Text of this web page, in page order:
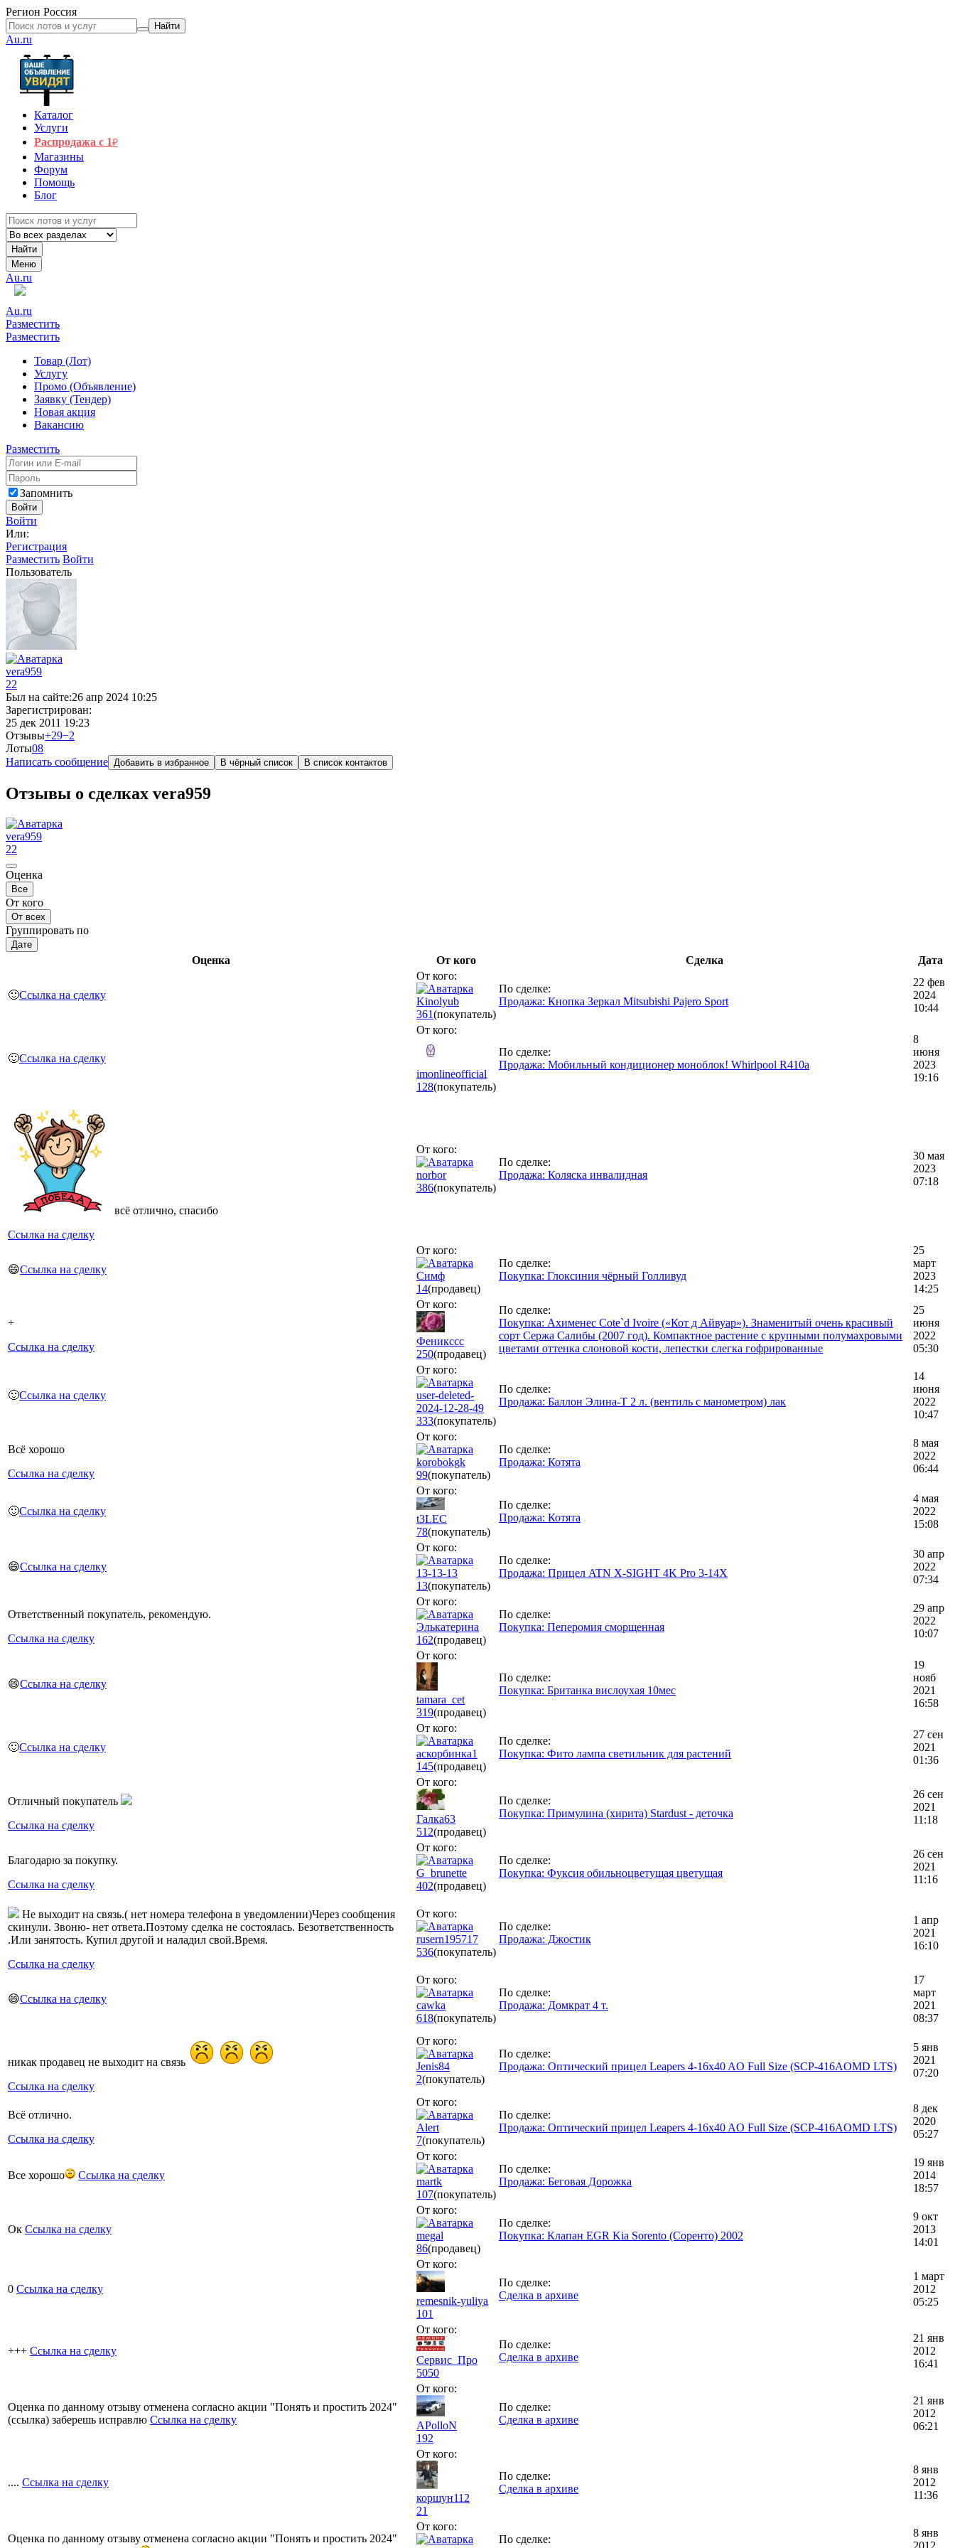
Регион Россия
Найти
Au.ru
Каталог
Услуги
Распродажа с 1₽
Магазины
Форум
Помощь
Блог
Найти
Меню
Au.ru
Au.ru
Разместить
Разместить
Товар (Лот)
Услугу
Промо (Объявление)
Заявку (Тендер)
Новая акция
Вакансию
Разместить
Запомнить
Войти
Войти
Или:
Регистрация
Разместить Войти
Пользователь
vera959
22
Был на сайте:26 апр 2024 10:25
Зарегистрирован:
25 дек 2011 19:23
Отзывы+29−2
Лоты08
Написать сообщение Добавить в избранное В чёрный список В список контактов
Отзывы о сделках vera959
vera959
22
Оценка
Все
От кого
От всех
Группировать по
Дате
Оценка От кого Сделка Дата
🙂Ссылка на сделку
От кого:
Kinolyub
361(покупатель)
По сделке:
Продажа: Кнопка Зеркал Mitsubishi Pajero Sport
22 фев
2024
10:44
🙂Ссылка на сделку
От кого:
imonlineofficial
128(покупатель)
По сделке:
Продажа: Мобильный кондиционер моноблок! Whirlpool R410a
8
июня
2023
19:16
всё отлично, спасибо
Ссылка на сделку
От кого:
norbor
386(покупатель)
По сделке:
Продажа: Коляска инвалидная
30 мая
2023
07:18
😄Ссылка на сделку
От кого:
Симф
14(продавец)
По сделке:
Покупка: Глоксиния чёрный Голливуд
25
март
2023
14:25
+
Ссылка на сделку
От кого:
Феникссс
250(продавец)
По сделке:
Покупка: Ахименес Cote`d Ivoire («Кот д Айвуар»). Знаменитый очень красивый
сорт Сержа Салибы (2007 год). Компактное растение с крупными полумахровыми
цветами оттенка слоновой кости, лепестки слегка гофрированные
25
июня
2022
05:30
🙂Ссылка на сделку
От кого:
user-deleted-
2024-12-28-49
333(покупатель)
По сделке:
Продажа: Баллон Элина-Т 2 л. (вентиль с манометром) лак
14
июня
2022
10:47
Всё хорошо
Ссылка на сделку
От кого:
korobokgk
99(покупатель)
По сделке:
Продажа: Котята
8 мая
2022
06:44
🙂Ссылка на сделку
От кого:
t3LEC
78(покупатель)
По сделке:
Продажа: Котята
4 мая
2022
15:08
😄Ссылка на сделку
От кого:
13-13-13
13(покупатель)
По сделке:
Продажа: Прицел ATN X-SIGHT 4K Pro 3-14X
30 апр
2022
07:34
Ответственный покупатель, рекомендую.
Ссылка на сделку
От кого:
Элькатерина
162(продавец)
По сделке:
Покупка: Пеперомия сморщенная
29 апр
2022
10:07
😄Ссылка на сделку
От кого:
tamara_cet
319(продавец)
По сделке:
Покупка: Британка вислоухая 10мес
19
нояб
2021
16:58
🙂Ссылка на сделку
От кого:
аскорбинка1
145(продавец)
По сделке:
Покупка: Фито лампа светильник для растений
27 сен
2021
01:36
Отличный покупатель
Ссылка на сделку
От кого:
Галка63
512(продавец)
По сделке:
Покупка: Примулина (хирита) Stardust - деточка
26 сен
2021
11:18
Благодарю за покупку.
Ссылка на сделку
От кого:
G_brunette
402(продавец)
По сделке:
Покупка: Фуксия обильноцветущая цветущая
26 сен
2021
11:16
Не выходит на связь.( нет номера телефона в уведомлении)Через сообщения
скинули. Звоню- нет ответа.Поэтому сделка не состоялась. Безответственность
.Или занятость. Купил другой и наладил свой.Время.
Ссылка на сделку
От кого:
rusern195717
536(покупатель)
По сделке:
Продажа: Джостик
1 апр
2021
16:10
😄Ссылка на сделку
От кого:
cawka
618(покупатель)
По сделке:
Продажа: Домкрат 4 т.
17
март
2021
08:37
никак продавец не выходит на связь
Ссылка на сделку
От кого:
Jenis84
2(покупатель)
По сделке:
Продажа: Оптический прицел Leapers 4-16x40 AO Full Size (SCP-416AOMD LTS)
5 янв
2021
07:20
Всё отлично.
Ссылка на сделку
От кого:
Alert
7(покупатель)
По сделке:
Продажа: Оптический прицел Leapers 4-16x40 AO Full Size (SCP-416AOMD LTS)
8 дек
2020
05:27
Все хорошо Ссылка на сделку
От кого:
martk
107(покупатель)
По сделке:
Продажа: Беговая Дорожка
19 янв
2014
18:57
Ок Ссылка на сделку
От кого:
megal
86(продавец)
По сделке:
Покупка: Клапан EGR Kia Sorento (Соренто) 2002
9 окт
2013
14:01
0 Ссылка на сделку
От кого:
remesnik-yuliya
101
По сделке:
Сделка в архиве
1 март
2012
05:25
+++ Ссылка на сделку
От кого:
Сервис_Про
5050
По сделке:
Сделка в архиве
21 янв
2012
16:41
Оценка по данному отзыву отменена согласно акции "Понять и простить 2024"
(ссылка) заберешь исправлю Ссылка на сделку
От кого:
APolloN
192
По сделке:
Сделка в архиве
21 янв
2012
06:21
.... Ссылка на сделку
От кого:
коршун112
21
По сделке:
Сделка в архиве
8 янв
2012
11:36
Оценка по данному отзыву отменена согласно акции "Понять и простить 2024"
От кого:
По сделке:
8 янв
2012